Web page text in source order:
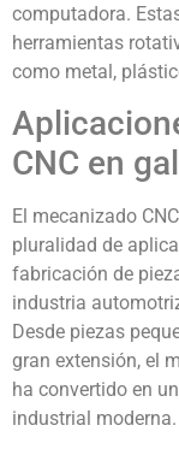
computadora.
herramientas
como metal,
CNC en
El mecanizado
pluralidad de
fabricación de
industria
Desde piezas
gran extensión, el
ha convertido en
industrial moderna.